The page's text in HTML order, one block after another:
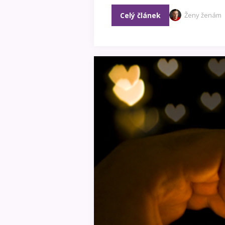
Celý článek Ženy ženám